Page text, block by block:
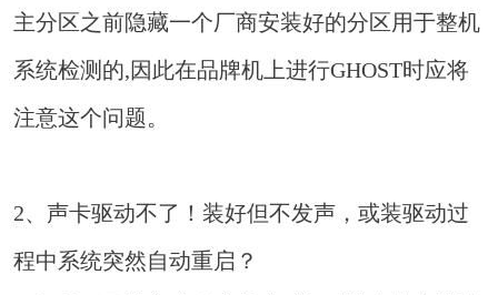
主分区之前隐藏一个厂商安装好的分区用于整机
系统检测的,因此在品牌机上进行GHOST时应将
注意这个问题。
2、声卡驱动不了！装好但不发声，或装驱动过
程中系统突然自动重启？